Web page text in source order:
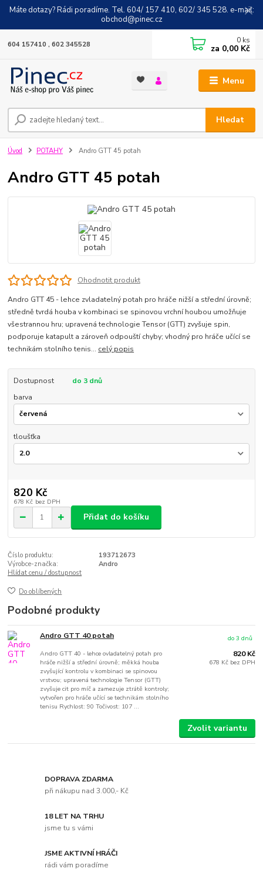
Máte dotazy? Rádi poradíme. Tel. 604/ 157 410, 602/ 345 528. e-mail:
obchod@pinec.cz
Menu
Hledat
604 157410 , 602 345528 0 ks
za 0,00 Kč
Úvod POTAHY Andro GTT 45 potah
Andro GTT 45 potah
Ohodnotit produkt
Andro GTT 45 - lehce zvladatelný potah pro hráče nižší a střední úrovně;
středně tvrdá houba v kombinaci se spinovou vrchní houbou umožňuje
všestrannou hru; upravená technologie Tensor (GTT) zvyšuje spin,
podporuje katapult a zároveň odpouští chyby; vhodný pro hráče učící se
technikám stolního tenis... celý popis
Dostupnost
do 3 dnů
barva
tloušťka
820 Kč
678 Kč bez DPH
Přidat do košíku
Číslo produktu:
193712673
Výrobce-značka:
Andro
Hlídat cenu / dostupnost
Do oblíbených
Podobné produkty
Andro GTT 40 potah
Andro GTT 40 - lehce ovladatelný potah pro
hráče nižší a střední úrovně; měkká houba
zvyšující kontrolu v kombinaci se spinovou
vrstvou; upravená technologie Tensor (GTT)
zvyšuje cit pro míč a zamezuje ztrátě kontroly;
vytvořen pro hráče učící se technikám stolního
tenisu Rychlost: 90 Točivost: 107 ...
820 Kč
678 Kč bez DPH
do 3 dnů
Zvolit variantu
DOPRAVA ZDARMA
při nákupu nad 3.000,- Kč
18 LET NA TRHU
jsme tu s vámi
JSME AKTIVNÍ HRÁČI
rádi vám poradíme